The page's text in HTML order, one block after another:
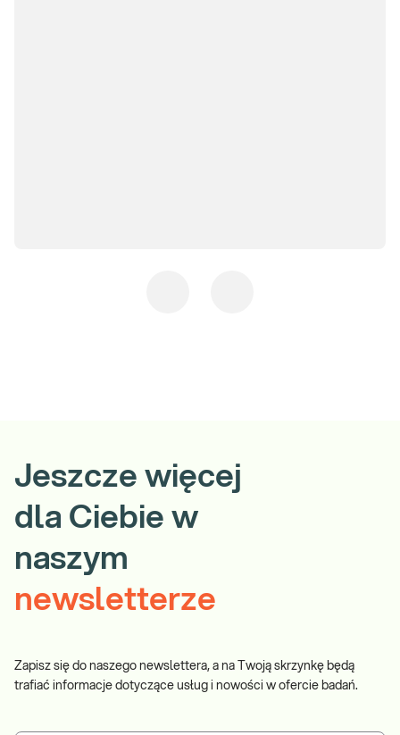
Jeszcze więcej
dla Ciebie w
naszym
newsletterze
Zapisz się do naszego newslettera, a na Twoją skrzynkę będą
trafiać informacje dotyczące usług i nowości w ofercie badań.